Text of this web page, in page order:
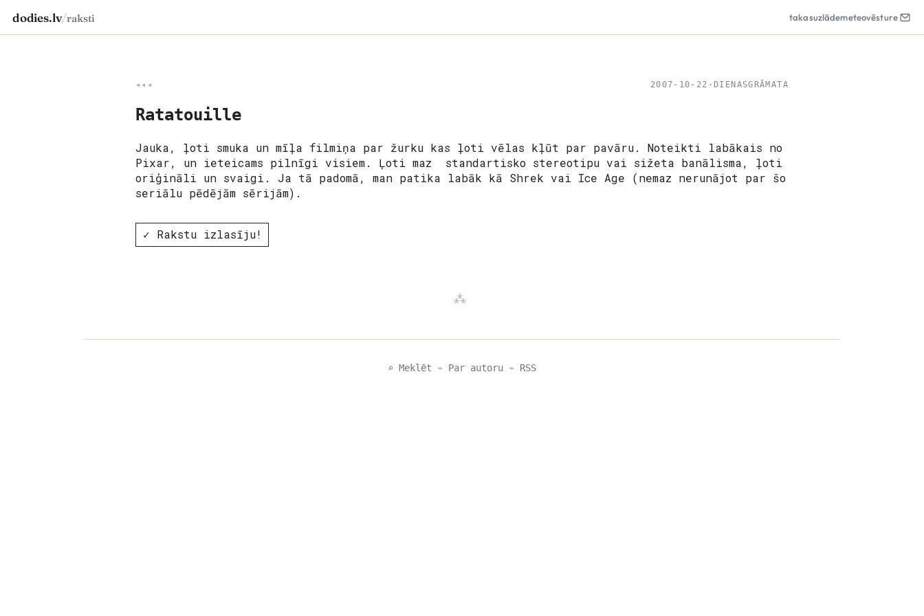
dodies.lv/raksti takasuzlādemeteovēsture
◂◂◂ 2007-10-22 · DIENASGRĀMATA
Ratatouille
Jauka, ļoti smuka un mīļa filmiņa par žurku kas ļoti vēlas kļūt par pavāru. Noteikti labākais no
Pixar, un ieteicams pilnīgi visiem. Ļoti maz standartisko stereotipu vai sižeta banālisma, ļoti
oriģināli un svaigi. Ja tā padomā, man patika labāk kā Shrek vai Ice Age (nemaz nerunājot par šo
seriālu pēdējām sērijām).
✓ Rakstu izlasīju!
⌕ Meklēt ⌁ Par autoru ⌁ RSS